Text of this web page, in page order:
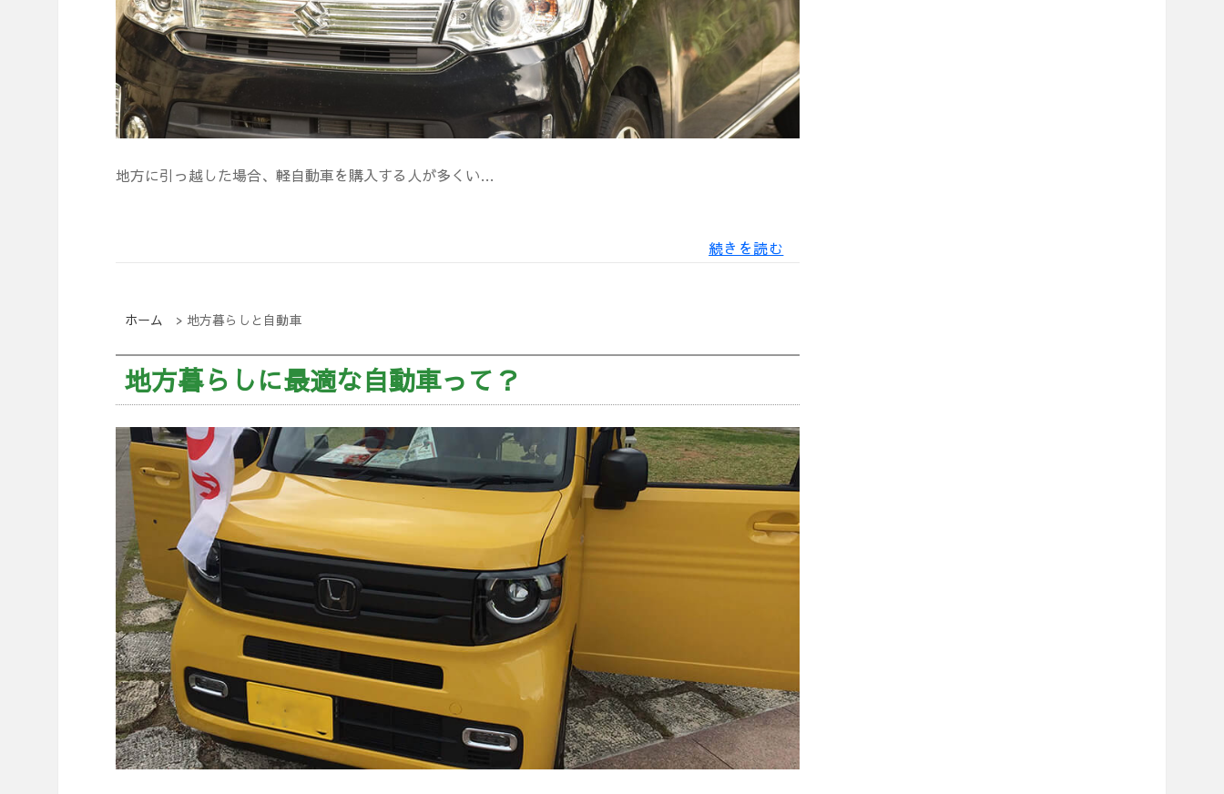
が
良
い
理
由
地方に引っ越した場合、軽自動車を購入する人が多くい…
続きを読む
に
け
る
軽
自
動
車
の
ホーム > 地方暮らしと自動車
地方暮らしに最適な自動車って？